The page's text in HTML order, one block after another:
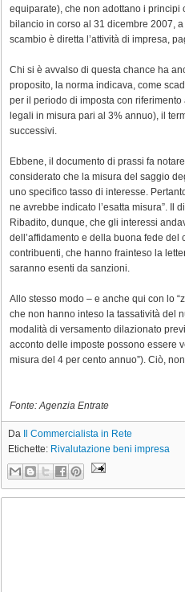
equiparate), che non adottano i
bilancio in corso al 31 dicembre 2007,
scambio è diretta l’attività di impresa,
Chi si è avvalso di questa chance ha
proposito, la norma indicava, come
per il periodo di imposta con
legali in misura pari al 3% annuo), il
successivi.
Ebbene, il documento di prassi fa
considerato che la misura del saggio
uno specifico tasso di interesse.
ne avrebbe indicato l’esatta misura”. Il
Ribadito, dunque, che gli interessi
dell’affidamento e della buona fede
contribuenti, che hanno frainteso la
saranno esenti da sanzioni.
Allo stesso modo – e anche qui con lo
che non hanno inteso la tassatività del
modalità di versamento dilazionato
acconto delle imposte possono essere
misura del 4 per cento annuo”). Ciò,
Fonte: Agenzia Entrate
Da
Il Commercialista in Rete
Etichette: Rivalutazione beni impresa